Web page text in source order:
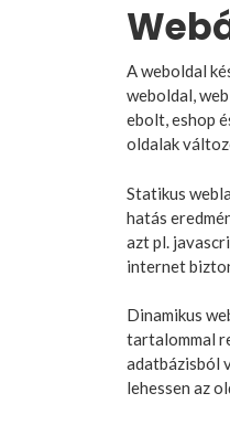
A weboldal
weboldal,
ebolt, eshop
oldalak
Statikus
hatás
azt pl.
internet
Dinamikus
tartalommal
adatbázisból
lehessen az